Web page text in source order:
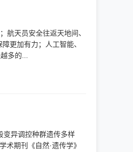
航天员安全往返天地间、
更加有力；人工智能、
多的...
变异调控种群遗传多样
期刊《自然·遗传学》